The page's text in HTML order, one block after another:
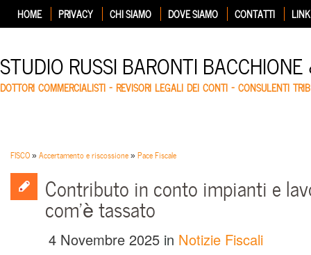
HOME PRIVACY CHI SIAMO DOVE SIAMO CONTATTI LINK
STUDIO RUSSI BARONTI
DOTTORI COMMERCIALISTI – REVISORI LEGALI DEI CONTI – CONSULENTI
FISCO»Accertamento e riscossione»Pace Fiscale
Contributo in conto impianti e
com’è tassato
4 Novembre 2025 in Notizie Fiscali